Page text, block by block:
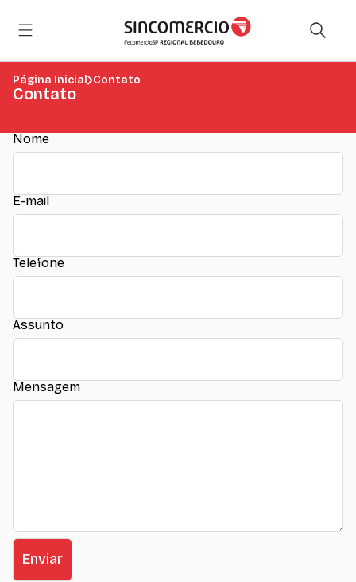
Página Inicial Contato
Contato
Nome
E-mail
Telefone
Assunto
Mensagem